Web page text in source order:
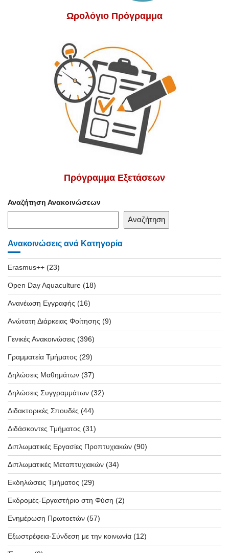
Ωρολόγιο Πρόγραμμα
Πρόγραμμα Εξετάσεων
Αναζήτηση Ανακοινώσεων
Αναζήτηση
Ανακοινώσεις ανά Κατηγορία
Erasmus++ (23)
Open Day Aquaculture (18)
Ανανέωση Εγγραφής (16)
Ανώτατη Διάρκειας Φοίτησης (9)
Γενικές Ανακοινώσεις (396)
Γραμματεία Τμήματος (29)
Δηλώσεις Μαθημάτων (37)
Δηλώσεις Συγγραμμάτων (32)
Διδακτορικές Σπουδές (44)
Διδάσκοντες Τμήματος (31)
Διπλωματικές Εργασίες Προπτυχιακών (90)
Διπλωματικές Μεταπτυχιακών (34)
Εκδηλώσεις Τμήματος (29)
Εκδρομές-Εργαστήριο στη Φύση (2)
Ενημέρωση Πρωτοετών (57)
Εξωστρέφεια-Σύνδεση με την κοινωνία (12)